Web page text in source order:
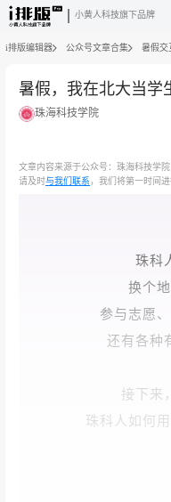
小黄人科技旗下品牌
i排版编辑器 公众号文章合集 暑假交
暑假，我在北大当学
珠海科技学院
文章内容来源于公众号：珠海科技学院
请及时与我们联系 ，我们将第一时间进
珠科
换个
参与志愿
还有各
接下来
珠科人如何